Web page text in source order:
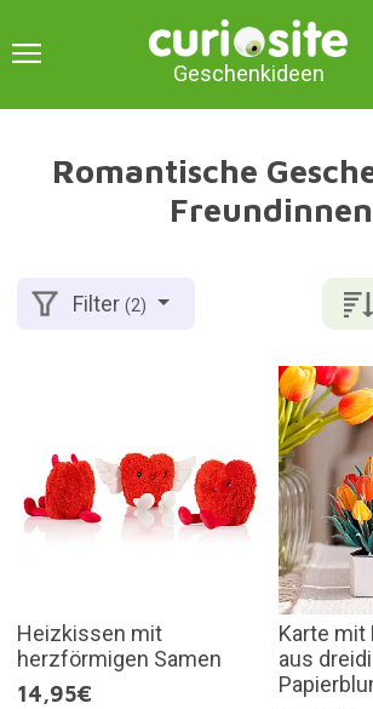
Geschenkideen
Romantische
Freundinnen
Filter(2)
Heizkissen mit
herzförmigen Samen
14,95€
Karte mit
aus